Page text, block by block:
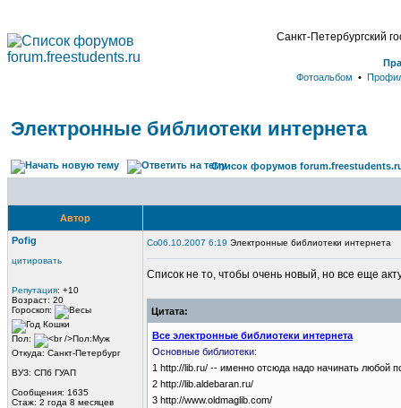
Санкт-Петербургский
Фотоальбом •
Электронные библиотеки интернета
Список форумов
Автор
Pofig
цитировать
Репутация: +10
Возраст: 20
Гороскоп:
Пол:
Откуда: Санкт-Петербург
ВУЗ: СПб ГУАП
Сообщения: 1635
Стаж: 2 года 8 месяцев
06.10.2007 6:19 Электронные библиотеки интернета
Список не то, чтобы очень новый, но все еще
Цитата:
Все электронные библиотеки интернета
Основные библиотеки:
1 http://lib.ru/ -- именно отсюда надо начинать любой
2 http://lib.aldebaran.ru/
3 http://www.oldmaglib.com/